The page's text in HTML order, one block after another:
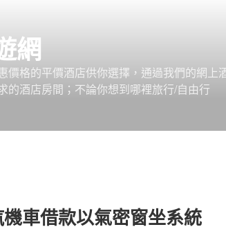
網
價格的平價酒店供你選擇，通過我們的網
的酒店房間；不論你想到哪裡旅行/自由行
車借款以氣密窗坐系統